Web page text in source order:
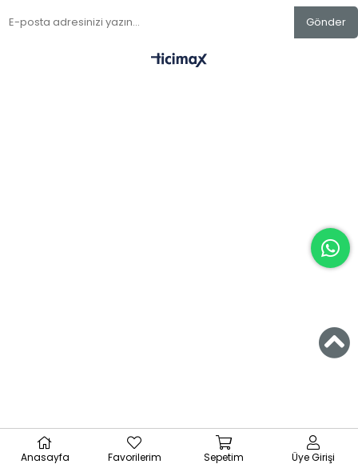
Gönder
Anasayfa Favorilerim Sepetim Üye Girişi